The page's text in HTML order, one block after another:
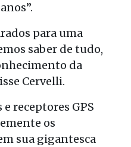
para uma
saber de tudo,
da
Cervelli.
receptores GPS
os
sua gigantesca